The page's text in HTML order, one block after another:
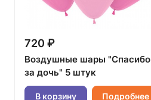
720 ₽
Воздушные шары "Спасибо
за дочь" 5 штук
В корзину Подробнее